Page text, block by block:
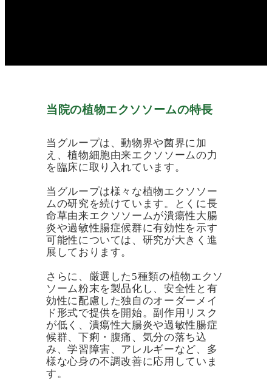
当院の植物エクソソームの特長
当グループは、動物界や菌界に加
え、植物細胞由来エクソソームの力
を臨床に取り入れています。
当グループは様々な植物エクソソー
ムの研究を続けています。とくに長
命草由来エクソソームが潰瘍性大腸
炎や過敏性腸症候群に有効性を示す
可能性については、研究が大きく進
展しております。
さらに、厳選した5種類の植物エクソ
ソーム粉末を製品化し、安全性と有
効性に配慮した独自のオーダーメイ
ド形式で提供を開始。副作用リスク
が低く、潰瘍性大腸炎や過敏性腸症
候群、下痢・腹痛、気分の落ち込
み、学習障害、アレルギーなど、多
様な心身の不調改善に応用していま
す。